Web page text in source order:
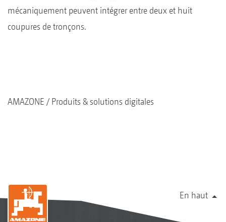
mécaniquement peuvent intégrer entre deux et huit
coupures de tronçons.
AMAZONE Produits & solutions digitales
En haut